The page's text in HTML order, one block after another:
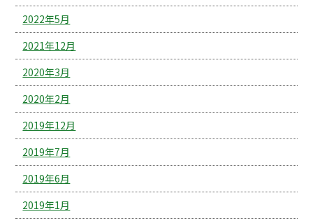
2022年5月
2021年12月
2020年3月
2020年2月
2019年12月
2019年7月
2019年6月
2019年1月